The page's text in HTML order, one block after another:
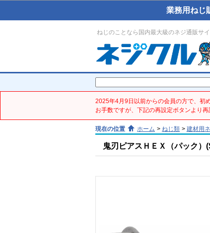
業務用ねじ
ねじのことなら国内最大級のネジ通販サ
2025年4月9日以前からの会員の方で、初
お手数ですが、下記の再設定ボタンより再
現在の位置 ホーム > ねじ類 > 建材用
鬼刃ピアスＨＥＸ（パック